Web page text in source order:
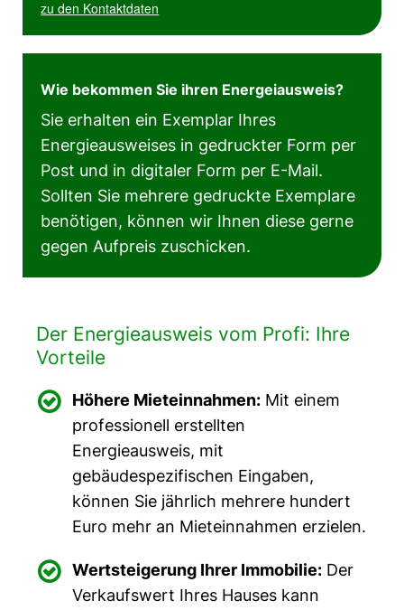
zu den Kontaktdaten
Wie bekommen Sie ihren Energeiausweis?
Sie erhalten ein Exemplar Ihres
Energieausweises in gedruckter Form per
Post und in digitaler Form per E-Mail.
Sollten Sie mehrere gedruckte Exemplare
benötigen, können wir Ihnen diese gerne
gegen Aufpreis zuschicken.
Der Energieausweis vom Profi: Ihre
Vorteile
 Höhere Mieteinnahmen: Mit einem
professionell erstellten
Energieausweis, mit
gebäudespezifischen Eingaben,
können Sie jährlich mehrere hundert
Euro mehr an Mieteinnahmen erzielen.
 Wertsteigerung Ihrer Immobilie: Der
Verkaufswert Ihres Hauses kann